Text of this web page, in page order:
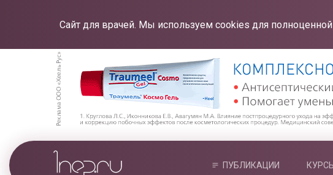
Сайт для врачей. Мы используем cookies для полноценной
ПУБЛИКАЦИИ КУРСЫ